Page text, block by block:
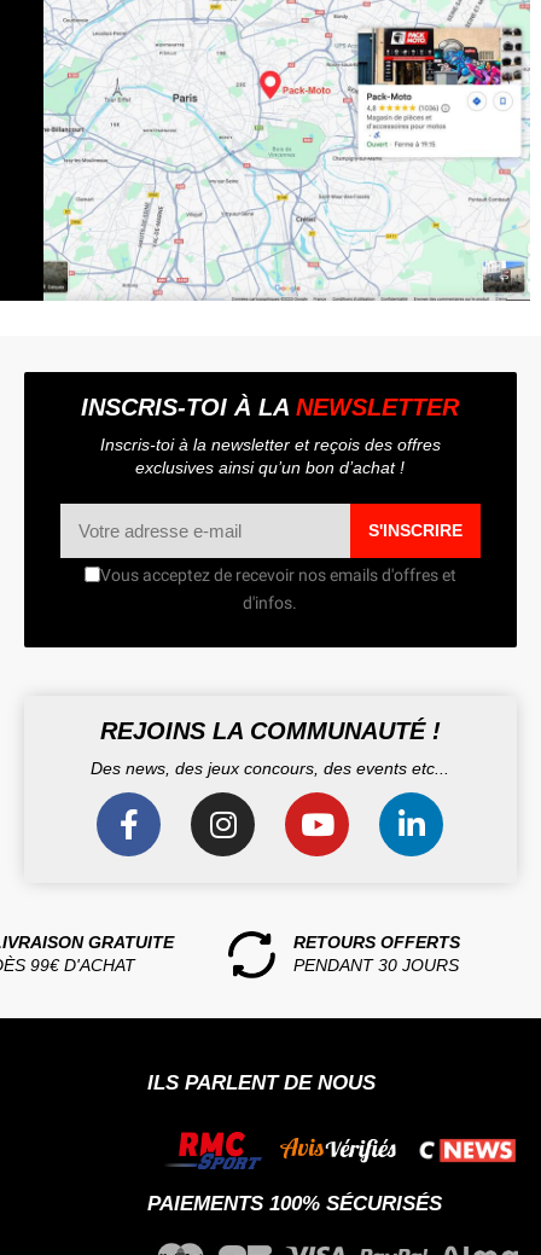
INSCRIS-TOI À LANEWSLETTER
Inscris-toi à la newsletter et reçois des offres
exclusives ainsi qu’un bon d’achat !
S'INSCRIRE
Vous acceptez de recevoir nos emails d'offres et
d'infos.
REJOINS LA COMMUNAUTÉ !
Des news, des jeux concours, des events etc...
GRATUITE
99€ D'ACHAT
RETOURS OFFERTS
PENDANT 30 JOURS
ILS PARLENT DE NOUS
PAIEMENTS 100% SÉCURISÉS